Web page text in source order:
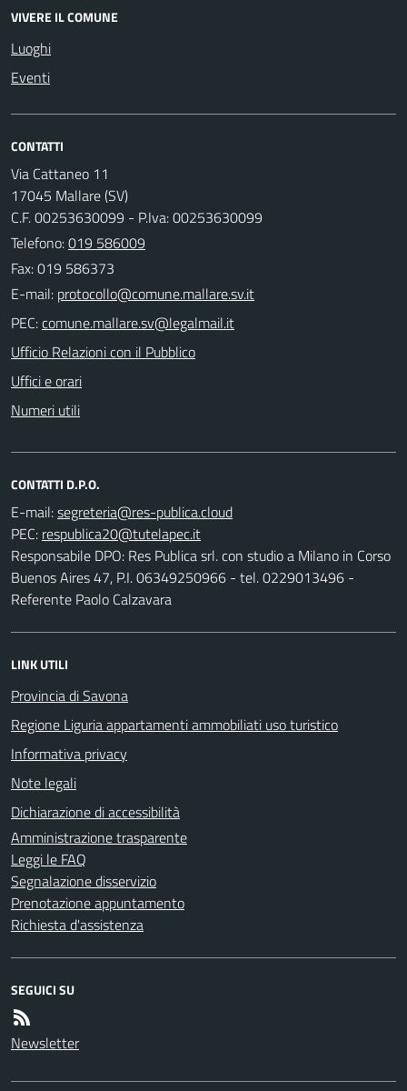
VIVERE IL COMUNE
Luoghi
Eventi
CONTATTI
Via Cattaneo 11
17045 Mallare (SV)
C.F. 00253630099 - P.Iva: 00253630099
Telefono:019 586009
Fax: 019 586373
E-mail:
PEC:
Ufficio Relazioni con il Pubblico
Uffici e orari
Numeri utili
CONTATTI D.P.O.
E-mail:
PEC:
Responsabile DPO: Res Publica srl. con studio a Milano in Corso
Buenos Aires 47, P.I. 06349250966 - tel. 0229013496 -
Referente Paolo Calzavara
LINK UTILI
Provincia di Savona
Regione Liguria appartamenti ammobiliati uso turistico
Informativa privacy
Note legali
Dichiarazione di accessibilità
Amministrazione trasparente
Leggi le FAQ
Segnalazione disservizio
Prenotazione appuntamento
Richiesta d'assistenza
SEGUICI SU
Newsletter